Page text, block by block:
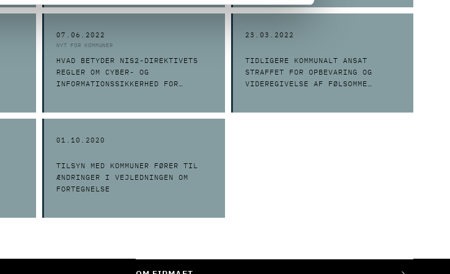
07.06.2022
NYT FOR KOMMUNER
HVAD BETYDER NIS2-DIREKTIVETS
REGLER OM CYBER- OG
INFORMATIONSSIKKERHED FOR
23.03.2022
TIDLIGERE KOMMUNALT ANSAT
STRAFFET FOR OPBEVARING OG
VIDEREGIVELSE AF FØLSOMME
01.10.2020
TILSYN MED KOMMUNER FØRER TIL
ÆNDRINGER I VEJLEDNINGEN OM
FORTEGNELSE